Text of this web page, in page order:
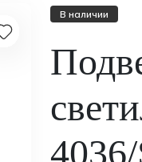
В наличии